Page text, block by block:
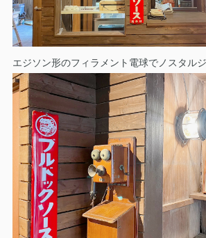
エジソン形のフィラメント電球でノスタル